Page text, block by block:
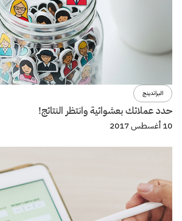
البراندينج
حدد عملائك بعشوائية وانتظر النتائج!
10 أغسطس 2017